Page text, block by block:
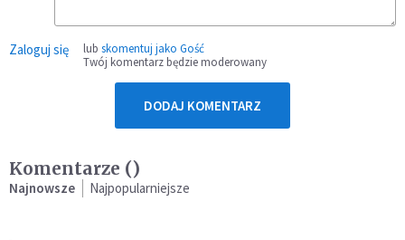
Zaloguj się lub skomentuj jako Gość
Twój komentarz będzie moderowany
DODAJ KOMENTARZ
Komentarze ()
Najnowsze Najpopularniejsze